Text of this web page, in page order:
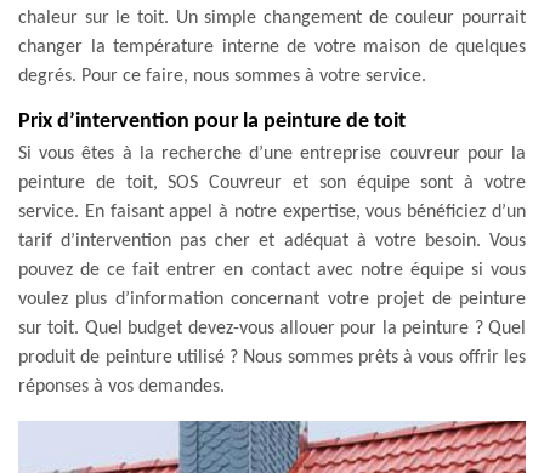
chaleur sur le toit. Un simple changement de couleur pourrait
changer la température interne de votre maison de quelques
degrés. Pour ce faire, nous sommes à votre service.
Prix d’intervention pour la peinture de toit
Si vous êtes à la recherche d’une entreprise couvreur pour la
peinture de toit, SOS Couvreur et son équipe sont à votre
service. En faisant appel à notre expertise, vous bénéficiez d’un
tarif d’intervention pas cher et adéquat à votre besoin. Vous
pouvez de ce fait entrer en contact avec notre équipe si vous
voulez plus d’information concernant votre projet de peinture
sur toit. Quel budget devez-vous allouer pour la peinture ? Quel
produit de peinture utilisé ? Nous sommes prêts à vous offrir les
réponses à vos demandes.